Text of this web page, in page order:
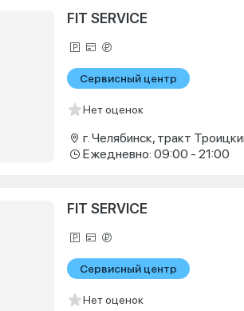
FIT SERVICE
Сервисный центр
Нет оценок
г. Челябинск, тракт
Ежедневно: 09:00 - 21:00
FIT SERVICE
Сервисный центр
Нет оценок